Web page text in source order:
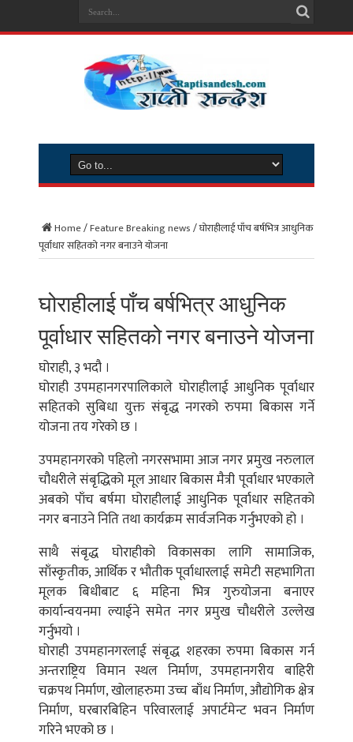
Home/Feature Breaking news/घोराहीलाई पाँच बर्षभित्र आधुनिक
पूर्वाधार सहितको नगर बनाउने योजना
घोराहीलाई पाँच बर्षभित्र आधुनिक
पूर्वाधार सहितको नगर बनाउने योजना
घोराही, ३ भदौ ।
घोराही उपमहानगरपालिकाले घोराहीलाई आधुनिक पूर्वाधार
सहितको सुबिधा युक्त संबृद्ध नगरको रुपमा बिकास गर्ने
योजना तय गरेको छ ।
उपमहानगरको पहिलो नगरसभामा आज नगर प्रमुख नरुलाल
चौधरीले संबृद्धिको मूल आधार बिकास मैत्री पूर्वाधार भएकाले
अबको पाँच बर्षमा घोराहीलाई आधुनिक पूर्वाधार सहितको
नगर बनाउने निति तथा कार्यक्रम सार्वजनिक गर्नुभएको हो ।
साथै संबृद्ध घोराहीको विकासका लागि सामाजिक,
साँस्कृतीक, आर्थिक र भौतीक पूर्वाधारलाई समेटी सहभागिता
मूलक बिधीबाट ६ महिना भित्र गुरुयोजना बनाएर
कार्यान्वयनमा ल्याईने समेत नगर प्रमुख चौधरीले उल्लेख
गर्नुभयो ।
घोराही उपमहानगरलाई संबृद्ध शहरका रुपमा बिकास गर्न
अन्तराष्ट्रिय विमान स्थल निर्माण, उपमहानगरीय बाहिरी
चक्रपथ निर्माण, खोलाहरुमा उच्च बाँध निर्माण, औद्योगिक क्षेत्र
निर्माण, घरबारबिहिन परिवारलाई अपार्टमेन्ट भवन निर्माण
गरिने भएको छ ।